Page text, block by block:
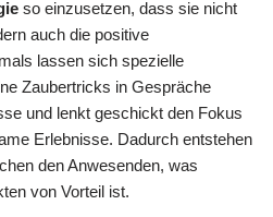
so einzusetzen, dass sie nicht
auch die positive
lassen sich spezielle
Zaubertricks in Gespräche
und lenkt geschickt den Fokus
Erlebnisse. Dadurch entstehen
den Anwesenden, was
von Vorteil ist.